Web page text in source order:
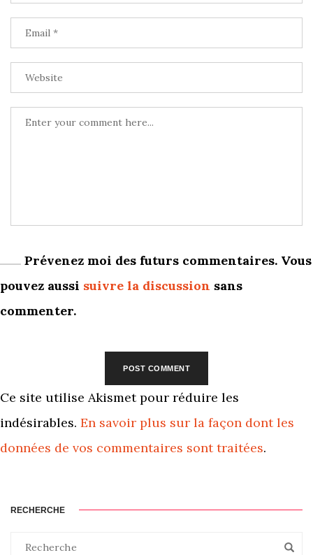
Prévenez moi des futurs commentaires. Vous
pouvez aussi suivre la discussion sans
commenter.
Ce site utilise Akismet pour réduire les
indésirables. En savoir plus sur la façon dont les
données de vos commentaires sont traitées.
RECHERCHE